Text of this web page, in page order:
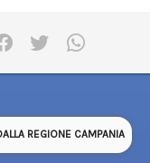
REGIONE CAMPANIA